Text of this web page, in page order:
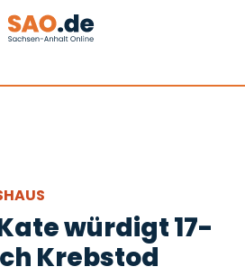
würdigt 17-
Krebstod